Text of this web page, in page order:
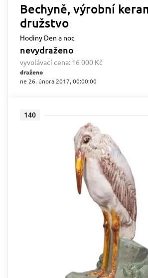
Bechyně, výrobní
družstvo
Hodiny Den a noc
nevydraženo
vyvolávací cena: 16 000 Kč
draženo
ne 26. února 2017, 00:00:00
140